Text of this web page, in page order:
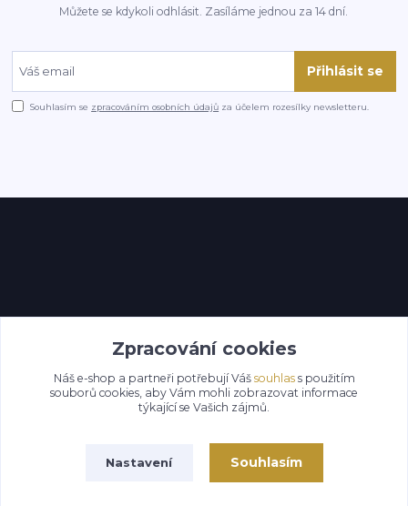
Můžete se kdykoli odhlásit. Zasíláme jednou za 14 dní.
Přihlásit se
Souhlasím se zpracováním osobních údajů za účelem rozesílky newsletteru.
Zpracování cookies
Náš e-shop a partneři potřebují Váš souhlass použitím
souborů cookies, aby Vám mohli zobrazovat informace
týkající se Vašich zájmů.
Nastavení Souhlasím